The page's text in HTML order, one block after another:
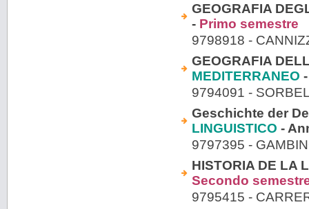
GEOGRAFIA
- Primo semestre
9798918 -
GEOGRAFIA
MEDITERRANEO
9794091 -
Geschichte der
LINGUISTICO -
9797395 -
HISTORIA DE LA
Secondo
9795415 -